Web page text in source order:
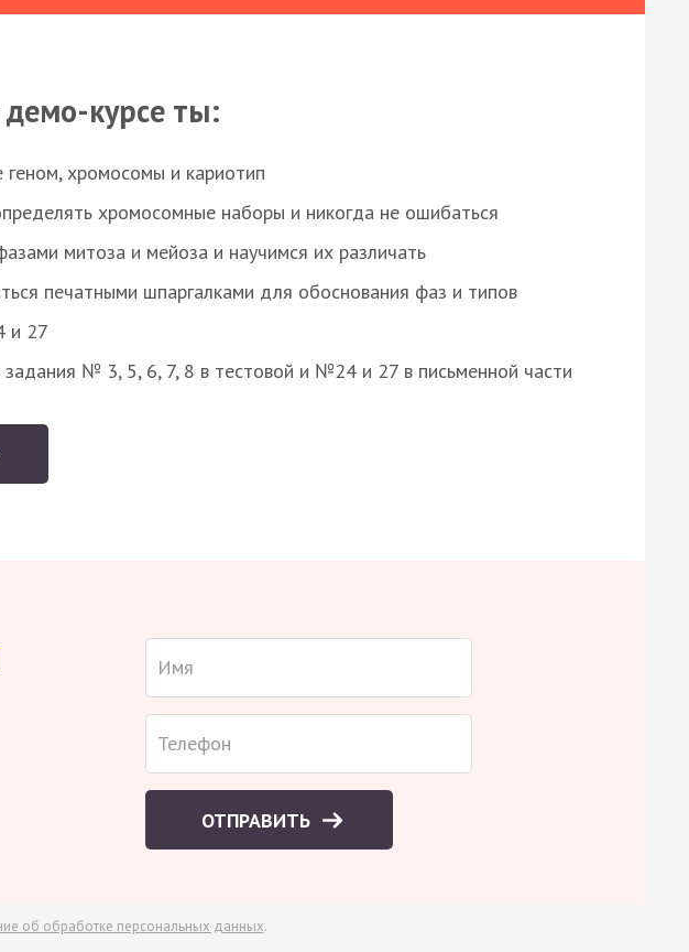
курсе ты:
геном, хромосомы и кариотип
хромосомные наборы и никогда не ошибаться
митоза и мейоза и научимся их различать
печатными шпаргалками для обоснования фаз и типов
и 27
№ 3, 5, 6, 7, 8 в тестовой и №24 и 27 в письменной части
ОТПРАВИТЬ
об обработке персональных данных.